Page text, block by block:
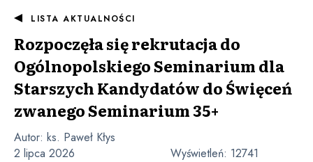
LISTA AKTUALNOŚCI
Rozpoczęła się rekrutacja do
Ogólnopolskiego Seminarium dla
Starszych Kandydatów do Święceń
zwanego Seminarium 35+
Autor: ks. Paweł Kłys
2 lipca 2026
Wyświetleń: 12741